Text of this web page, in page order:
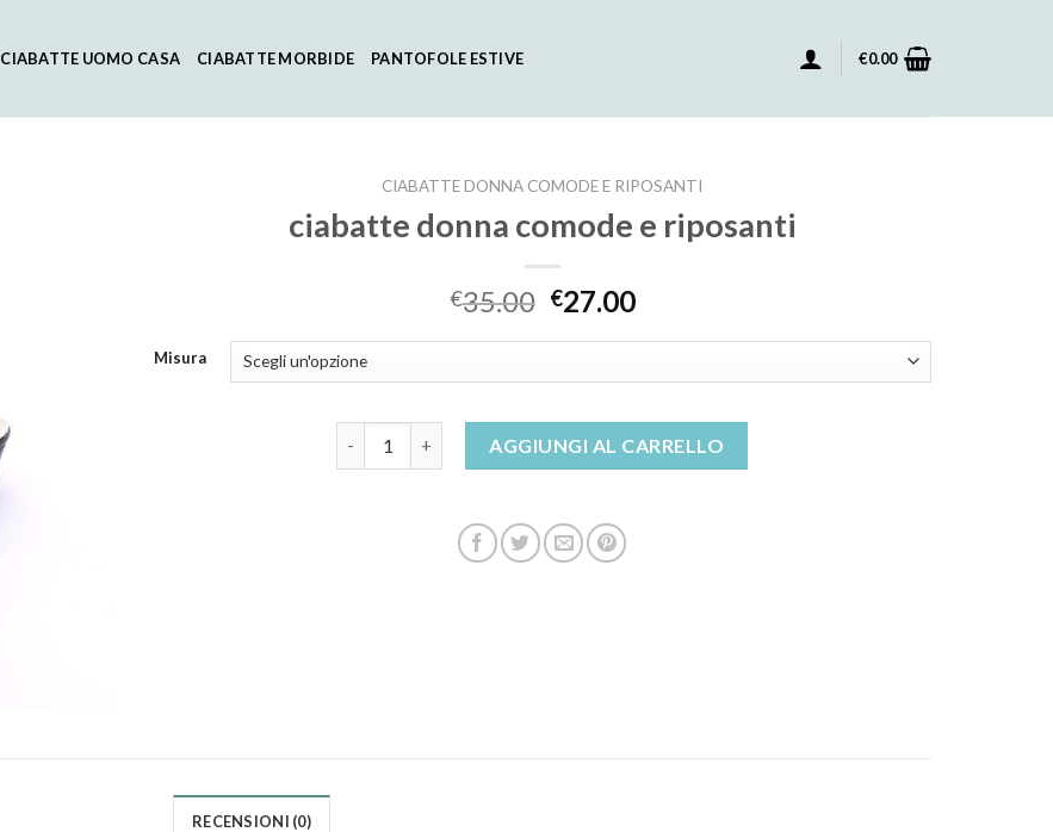
CIABATTE UOMO CASA CIABATTE MORBIDE PANTOFOLE ESTIVE €0.00
CIABATTE DONNA COMODE E RIPOSANTI
ciabatte donna comode e riposanti
€35.00 €27.00
Misura
AGGIUNGI AL CARRELLO
RECENSIONI (0)